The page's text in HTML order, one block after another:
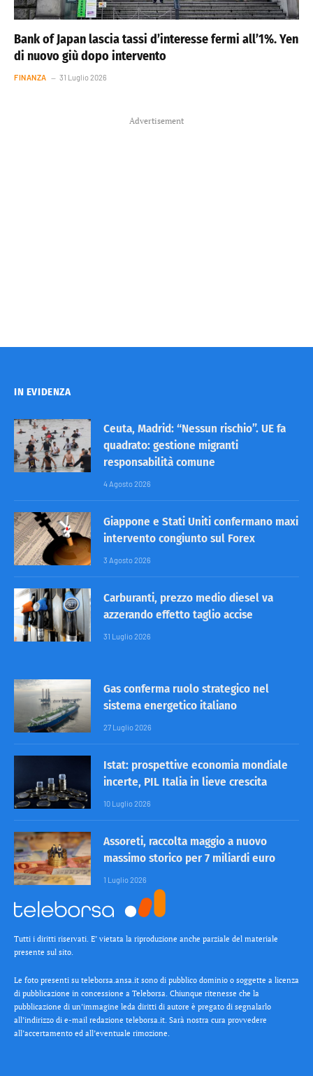
Bank of Japan lascia tassi d’interesse fermi all’1%. Yen
di nuovo giù dopo intervento
FINANZA 31 Luglio 2026
Advertisement
IN EVIDENZA
Ceuta, Madrid: “Nessun rischio”. UE fa
quadrato: gestione migranti
responsabilità comune
4 Agosto 2026
Giappone e Stati Uniti confermano maxi
intervento congiunto sul Forex
3 Agosto 2026
Carburanti, prezzo medio diesel va
azzerando effetto taglio accise
31 Luglio 2026
Gas conferma ruolo strategico nel
sistema energetico italiano
27 Luglio 2026
Istat: prospettive economia mondiale
incerte, PIL Italia in lieve crescita
10 Luglio 2026
Assoreti, raccolta maggio a nuovo
massimo storico per 7 miliardi euro
1 Luglio 2026
Tutti i diritti riservati. E’ vietata la riproduzione anche parziale del materiale
presente sul sito.
Le foto presenti su teleborsa.ansa.it sono di pubblico dominio o soggette a licenza
di pubblicazione in concessione a Teleborsa. Chiunque ritenesse che la
pubblicazione di un’immagine leda diritti di autore è pregato di segnalarlo
all’indirizzo di e-mail redazione teleborsa.it. Sarà nostra cura provvedere
all’accertamento ed all’eventuale rimozione.